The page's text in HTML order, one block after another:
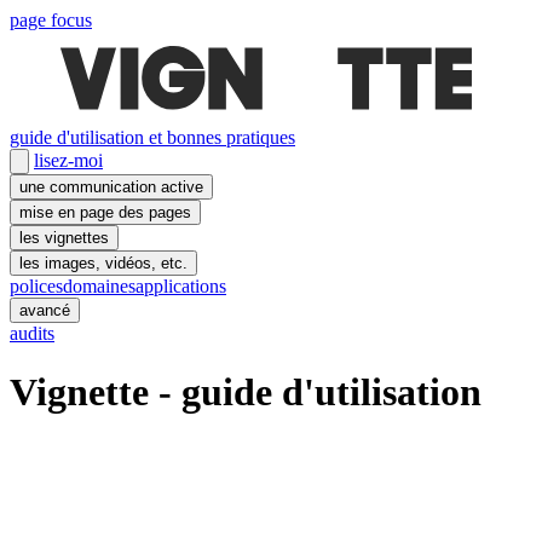
page focus
guide d'utilisation et bonnes pratiques
lisez-moi
une communication active
mise en page des pages
les vignettes
les images, vidéos, etc.
policesdomainesapplications
avancé
audits
Vignette - guide d'utilisation